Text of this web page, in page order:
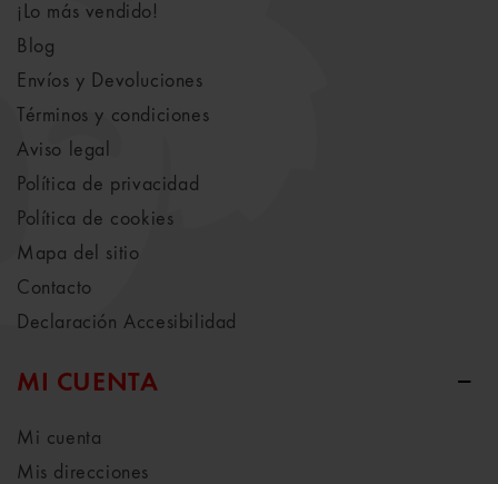
¡Lo más vendido!
Blog
Envíos y Devoluciones
Términos y condiciones
Aviso legal
Política de privacidad
Política de cookies
Mapa del sitio
Contacto
Declaración Accesibilidad
MI CUENTA
Mi cuenta
Mis direcciones